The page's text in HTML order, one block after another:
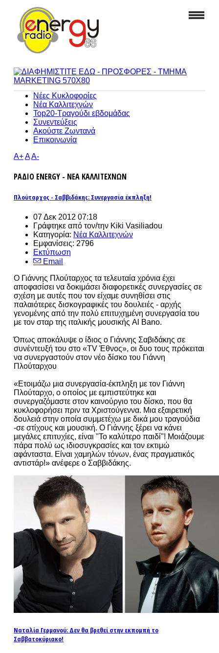
Νέες Κυκλοφορίες
Νέα Καλλιτεχνών
Top20-Τραγούδι εβδομάδας
Συνεντεύξεις
Ακούστε Ζωντανά
Επικοινωνία
A+AA-
ΡΑΔΙΟ ENERGY - ΝΕΑ ΚΑΛΛΙΤΕΧΝΩΝ
Πλούταρχος - Σαββιδάκης: Συνεργασία έκπληξη!
07 Δεκ 2012 07:18
Γράφτηκε από τον/την Kiki Vasiliadou
Κατηγορία: Νέα Καλλιτεχνών
Εμφανίσεις: 2796
Εκτύπωση
Email
Ο Γιάννης Πλούταρχος τα τελευταία χρόνια έχει
αποφασίσει να δοκιμάσει διαφορετικές συνεργασίες σε
σχέση με αυτές που τον είχαμε συνηθίσει στις
παλαιότερες δισκογραφικές του δουλειές - αρχής
γενομένης από την πολύ επιτυχημένη συνεργασία του
με τον σταρ της ιταλικής μουσικής Al Bano.
Όπως αποκάλυψε ο ίδιος ο Γιάννης Σαβιδάκης σε
συνέντευξή του στο «TV Έθνος», οι δυο τους πρόκειται
να συνεργαστούν στον νέο δίσκο του Γιάννη
Πλούταρχου
«Ετοιμάζω μια συνεργασία-έκπληξη με τον Γιάννη
Πλούταρχο, ο οποίος με εμπιστεύτηκε και
συνεργαζόμαστε στον καινούργιο του δίσκο, που θα
κυκλοφορήσει πριν τα Χριστούγεννα. Μια εξαιρετική
δουλειά στην οποία συμμετέχω με δικά μου τραγούδια
-σε στίχους και μουσική. Ο Γιάννης ξέρει να κάνει
μεγάλες επιτυχίες, είναι "Το καλύτερο παιδί"! Μοιάζουμε
πάρα πολύ ως ιδιοσυγκρασίες και τον εκτιμώ
αφάνταστα. Είναι χαμηλών τόνων, ένας πραγματικός
αντιστάρ!» ανέφερε ο Σαββιδάκης.
Ναταλία Γερμανού: Δεν θα βρεθεί στην εκπομπή το
Σαββατοκύριακο!